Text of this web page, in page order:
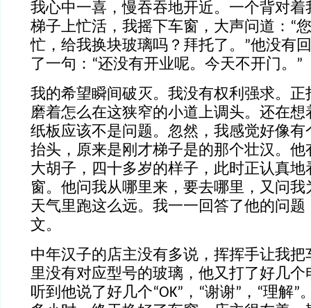
我心中一喜，慢吞吞地开近。一个背对着
梯子上忙活，我摇下车窗，大声问道：“
忙，给我换块玻璃吗？拜托了。”他没有
了一句：“还没有开业呢。今天不开门。”
我的希望瞬间破灭。我没有权利强求。正
磨着怎么在这狭窄的小道上调头。还在
纸板应该不是问题。忽然，我感觉好像有
抬头，原来是刚才梯子是的那个壮汉。他
大胡子，四十多岁的样子，此时正认真地
窗。他问我从哪里来，要去哪里，又问
天气里跑这么远。我一一回答了他的问题
文。
中年汉子的店主没有多说，挥挥手让我把
里没有对应型号的玻璃，他又打了好几
听到他说了好几个“OK”，“谢谢”，“理解